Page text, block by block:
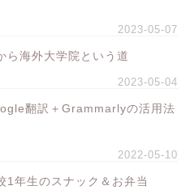
2023-05-07
ら海外大学院という道
2023-05-04
翻訳＋Grammarlyの活用法
2022-05-10
1年生のスナック＆お弁当